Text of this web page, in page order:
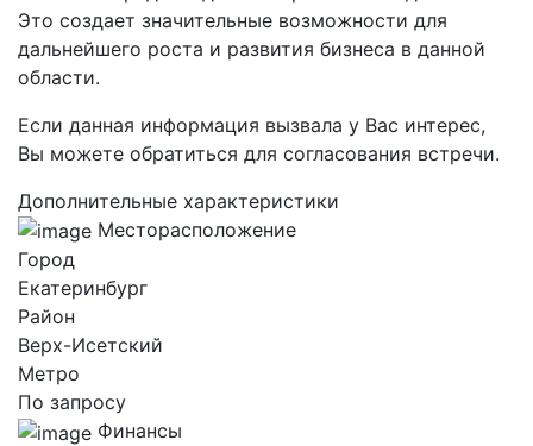
Это создает значительные возможности для
дальнейшего роста и развития бизнеса в данной
области.
Если данная информация вызвала у Вас интерес,
Вы можете обратиться для согласования встречи.
Дополнительные характеристики
Месторасположение
Город
Екатеринбург
Район
Верх-Исетский
Метро
По запросу
Финансы